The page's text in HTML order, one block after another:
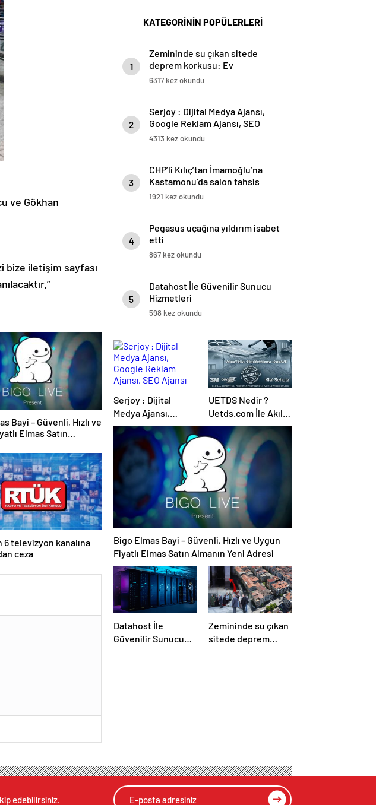
ve Gökhan
bize iletişim sayfası
Bayi – Güvenli, Hızlı ve
Elmas Satın
6 televizyon kanalına
ceza
KATEGORİNİN POPÜLERLERİ
1
Zemininde su çıkan sitede
deprem korkusu: Ev
almadığımız, bir mezar aldığımız
6317 kez okundu
2
Serjoy : Dijital Medya Ajansı,
Google Reklam Ajansı, SEO
Ajansı ve Web Tasarım Ajansı
4313 kez okundu
3
CHP’li Kılıç’tan İmamoğlu’na
Kastamonu’da salon tahsis
edilmemesine tepki
1921 kez okundu
4
Pegasus uçağına yıldırım isabet
etti
867 kez okundu
5
Datahost İle Güvenilir Sunucu
Hizmetleri
598 kez okundu
Serjoy : Dijital
Medya Ajansı,
Google Reklam
Ajansı, SEO Ajansı
ve Web Tasarım
Ajansı
UETDS Nedir ?
Uetds.com İle Akıllı
Dijital Taşımacılık
Yazılımı
Bigo Elmas Bayi – Güvenli, Hızlı ve Uygun
Fiyatlı Elmas Satın Almanın Yeni Adresi
Datahost İle
Güvenilir Sunucu
Zemininde su çıkan
sitede deprem
edebilirsiniz.